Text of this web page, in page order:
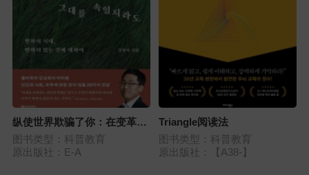
纵使世界欺骗了你：在变革的
时代, 关于那些不变的事物
图书类型：科普教育
原出版社：E-A
Triangle阅读法
图书类型：科普教育
原出版社：【A38-】